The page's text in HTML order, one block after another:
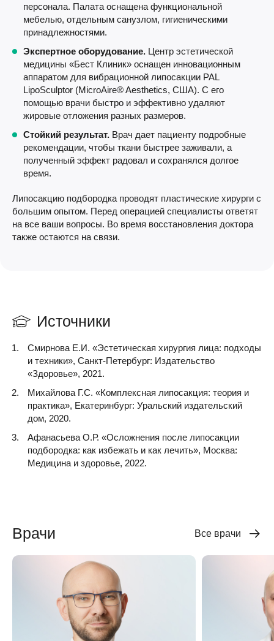
персонала. Палата оснащена функциональной
мебелью, отдельным санузлом, гигиеническими
принадлежностями.
Экспертное оборудование. Центр эстетической
медицины «Бест Клиник» оснащен инновационным
аппаратом для вибрационной липосакции PAL
LipoSculptor (MicroAire® Aesthetics, США). С его
помощью врачи быстро и эффективно удаляют
жировые отложения разных размеров.
Стойкий результат. Врач дает пациенту подробные
рекомендации, чтобы ткани быстрее заживали, а
полученный эффект радовал и сохранялся долгое
время.
Липосакцию подбородка проводят пластические хирурги с
большим опытом. Перед операцией специалисты ответят
на все ваши вопросы. Во время восстановления доктора
также остаются на связи.
Источники
Смирнова Е.И. «Эстетическая хирургия лица: подходы
и техники», Санкт-Петербург: Издательство
«Здоровье», 2021.
Михайлова Г.С. «Комплексная липосакция: теория и
практика», Екатеринбург: Уральский издательский
дом, 2020.
Афанасьева О.Р. «Осложнения после липосакции
подбородка: как избежать и как лечить», Москва:
Медицина и здоровье, 2022.
Врачи Все врачи